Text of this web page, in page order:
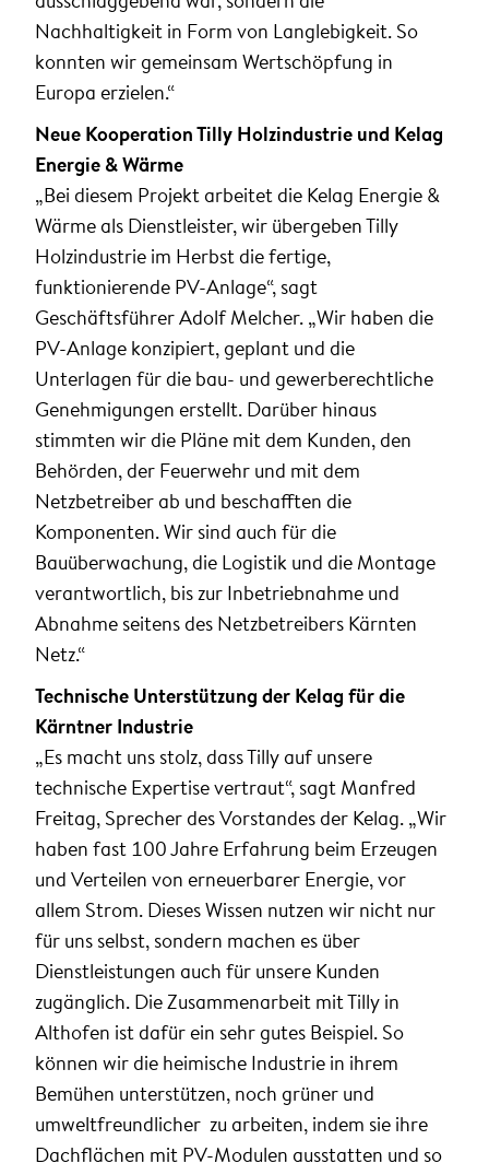
Nachhaltigkeit in Form von Langlebigkeit. So
konnten wir gemeinsam Wertschöpfung in
Europa erzielen.“
Neue Kooperation Tilly Holzindustrie und Kelag
Energie & Wärme
„Bei diesem Projekt arbeitet die Kelag Energie &
Wärme als Dienstleister, wir übergeben Tilly
Holzindustrie im Herbst die fertige,
funktionierende PV-Anlage“, sagt
Geschäftsführer Adolf Melcher. „Wir haben die
PV-Anlage konzipiert, geplant und die
Unterlagen für die bau- und gewerberechtliche
Genehmigungen erstellt. Darüber hinaus
stimmten wir die Pläne mit dem Kunden, den
Behörden, der Feuerwehr und mit dem
Netzbetreiber ab und beschafften die
Komponenten. Wir sind auch für die
Bauüberwachung, die Logistik und die Montage
verantwortlich, bis zur Inbetriebnahme und
Abnahme seitens des Netzbetreibers Kärnten
Netz.“
Technische Unterstützung der Kelag für die
Kärntner Industrie
„Es macht uns stolz, dass Tilly auf unsere
technische Expertise vertraut“, sagt Manfred
Freitag, Sprecher des Vorstandes der Kelag. „Wir
haben fast 100 Jahre Erfahrung beim Erzeugen
und Verteilen von erneuerbarer Energie, vor
allem Strom. Dieses Wissen nutzen wir nicht nur
für uns selbst, sondern machen es über
Dienstleistungen auch für unsere Kunden
zugänglich. Die Zusammenarbeit mit Tilly in
Althofen ist dafür ein sehr gutes Beispiel. So
können wir die heimische Industrie in ihrem
Bemühen unterstützen, noch grüner und
umweltfreundlicher zu arbeiten, indem sie ihre
Dachflächen mit PV-Modulen ausstatten und so